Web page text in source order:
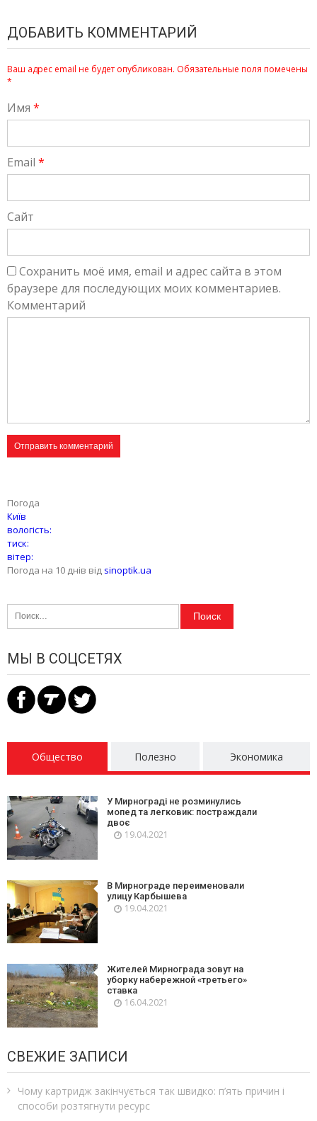
ДОБАВИТЬ КОММЕНТАРИЙ
Ваш адрес email не будет опубликован. Обязательные поля помечены
*
Имя *
Email *
Сайт
Сохранить моё имя, email и адрес сайта в этом
браузере для последующих моих комментариев.
Комментарий
Погода
Київ
вологість:
тиск:
вітер:
Погода на 10 днів від sinoptik.ua
Найти:
МЫ В СОЦСЕТЯХ
Общество Полезно Экономика
У Мирнограді не розминулись
мопед та легковик: постраждали
двоє
19.04.2021
В Мирнограде переименовали
улицу Карбышева
19.04.2021
Жителей Мирнограда зовут на
уборку набережной «третьего»
ставка
16.04.2021
СВЕЖИЕ ЗАПИСИ
Чому картридж закінчується так швидко: п’ять причин і
способи розтягнути ресурс